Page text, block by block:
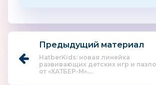
Предыдущий материал
HatberKids: новая линейка
развивающих детских игр и
от «ХАТБЕР-М»....